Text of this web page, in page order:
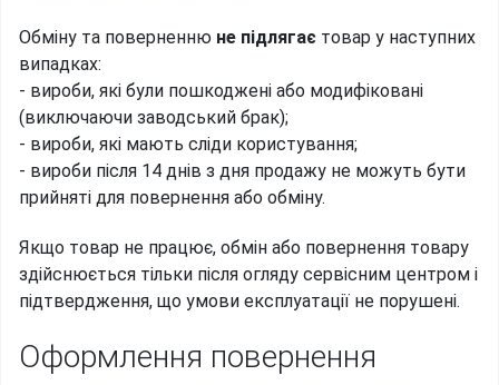
Обміну та поверненню не підлягає товар у наступних
випадках:
- вироби, які були пошкоджені або модифіковані
(виключаючи заводський брак);
- вироби, які мають сліди користування;
- вироби після 14 днів з дня продажу не можуть бути
прийняті для повернення або обміну.
Якщо товар не працює, обмін або повернення товару
здійснюється тільки після огляду сервісним центром і
підтвердження, що умови експлуатації не порушені.
Оформлення повернення